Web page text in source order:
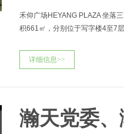
禾仰广场HEYANG PLAZA 坐落
积661㎡，分别位于写字楼4至7
详细信息>>
瀚天党委